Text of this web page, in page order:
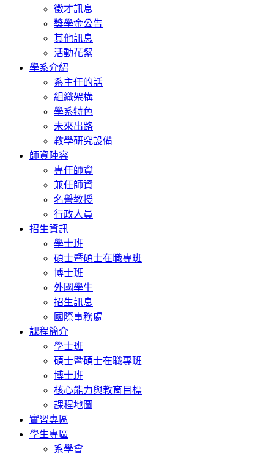
徵才訊息
獎學金公告
其他訊息
活動花絮
學系介紹
系主任的話
組織架構
學系特色
未來出路
教學研究設備
師資陣容
專任師資
兼任師資
名譽教授
行政人員
招生資訊
學士班
碩士暨碩士在職專班
博士班
外國學生
招生訊息
國際事務處
課程簡介
學士班
碩士暨碩士在職專班
博士班
核心能力與教育目標
課程地圖
實習專區
學生專區
系學會